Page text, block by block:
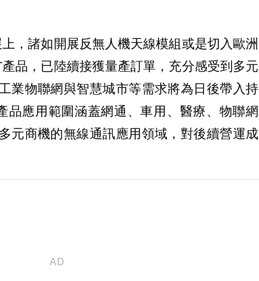
，諸如開展反無人機天線模組或是切入歐洲
品，已陸續接獲量產訂單，充分感受到多元
業物聯網與智慧城市等需求將為日後帶入持
品應用範圍涵蓋網通、車用、醫療、物聯網
元商機的無線通訊應用領域，對後續營運成